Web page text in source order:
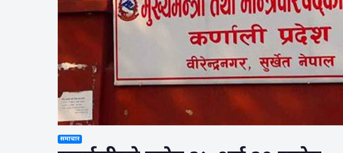
समाचार